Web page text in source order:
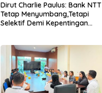
Dirut Charlie Paulus: Bank NTT
Tetap Menyumbang,Tetapi
Selektif Demi Kepentingan